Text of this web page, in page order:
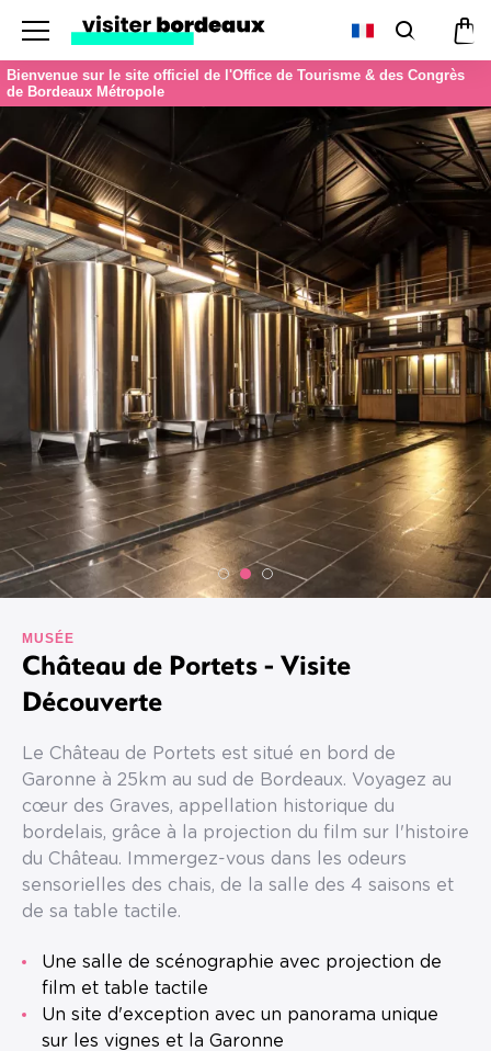
Menu
Bienvenue sur le site officiel de l'Office de Tourisme & des Congrès
de Bordeaux Métropole
MUSÉE
Château de Portets - Visite
Découverte
Le Château de Portets est situé en bord de
Garonne à 25km au sud de Bordeaux. Voyagez au
cœur des Graves, appellation historique du
bordelais, grâce à la projection du film sur l'histoire
du Château. Immergez-vous dans les odeurs
sensorielles des chais, de la salle des 4 saisons et
de sa table tactile.
Une salle de scénographie avec projection de
film et table tactile
Un site d'exception avec un panorama unique
sur les vignes et la Garonne